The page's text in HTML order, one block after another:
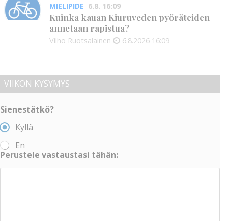
MIELIPIDE 6.8. 16:09
Kuinka kauan Kiuruveden pyöräteiden
annetaan rapistua?
Vilho Ruotsalainen 6.8.2026 16:09
VIIKON KYSYMYS
Sienestätkö?
Kyllä
En
Perustele vastaustasi tähän: